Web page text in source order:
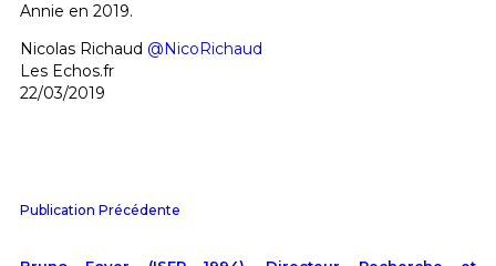
Annie en 2019.
Nicolas Richaud @NicoRichaud
Les Echos.fr
22/03/2019
Publication Précédente